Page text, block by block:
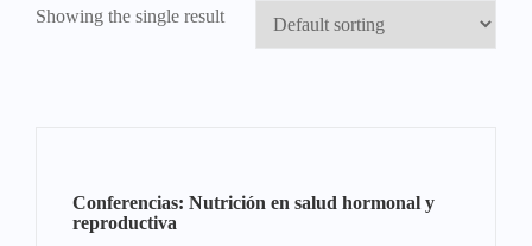
Showing the single result
Conferencias: Nutrición en salud hormonal y
reproductiva